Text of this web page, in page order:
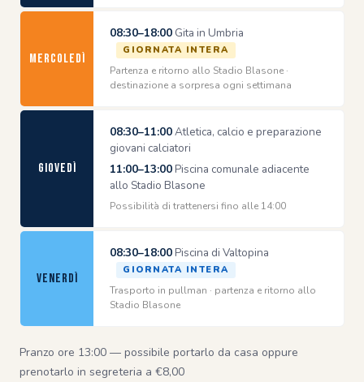
Mercoledì
08:30–18:00 Gita in Umbria
GIORNATA INTERA
Partenza e ritorno allo Stadio Blasone ·
destinazione a sorpresa ogni settimana
Giovedì
08:30–11:00Atletica, calcio e preparazione
giovani calciatori
11:00–13:00 Piscina comunale adiacente
allo Stadio Blasone
Possibilità di trattenersi fino alle 14:00
Venerdì
08:30–18:00 Piscina di Valtopina
GIORNATA INTERA
Trasporto in pullman · partenza e ritorno allo
Stadio Blasone
Pranzo ore 13:00 — possibile portarlo da casa oppure
prenotarlo in segreteria a €8,00